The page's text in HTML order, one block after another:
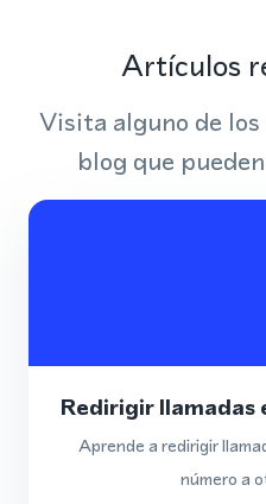
Artículos
Visita alguno de
blog que
Redirigir llamadas
Aprende a redirigir
número a